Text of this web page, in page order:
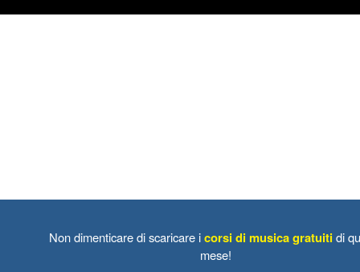
Non dimenticare di scaricare icorsi di musica gratuiti di
mese!